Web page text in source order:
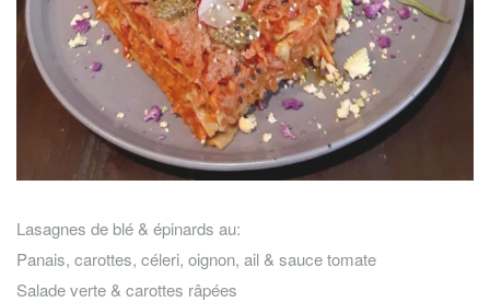
Lasagnes de blé & épinards au:
Panais, carottes, céleri, oignon, ail & sauce tomate
Salade verte & carottes râpées